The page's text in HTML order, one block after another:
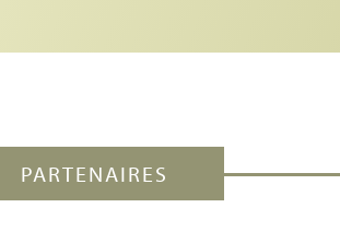
PARTENAIRES